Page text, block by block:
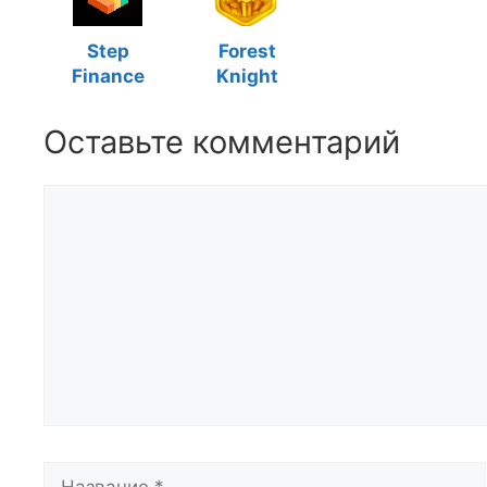
Step
Finance
Forest
Knight
Оставьте комментарий